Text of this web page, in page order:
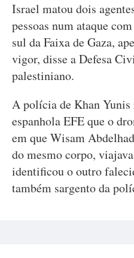
Israel matou dois
pessoas num ataque
sul da Faixa de Gaza,
vigor, disse a Defesa
palestiniano.
A polícia de Khan Yunis
espanhola EFE que o
em que Wisam
do mesmo corpo,
identificou o outro
também sargento da